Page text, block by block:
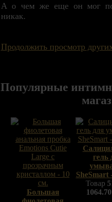
А о чем же еще он мог
никак.
Продолжить просмотр
Популярные
Большая
гель
SheSmart
Товар
1064.70